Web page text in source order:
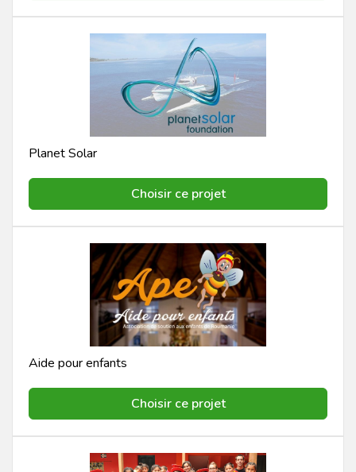
Planet Solar
Choisir ce projet
Aide pour enfants
Choisir ce projet